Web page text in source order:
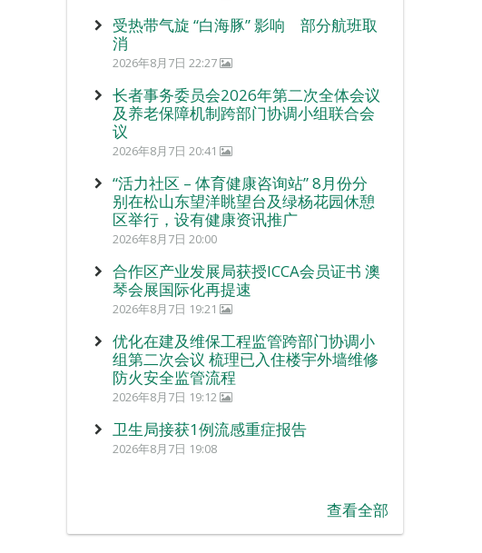
受热带气旋 “白海豚” 影响 部分航班取
消
2026年8月7日 22:27
长者事务委员会2026年第二次全体会议
及养老保障机制跨部门协调小组联合会
议
2026年8月7日 20:41
“活力社区 – 体育健康咨询站” 8月份分
别在松山东望洋眺望台及绿杨花园休憩
区举行，设有健康资讯推广
2026年8月7日 20:00
合作区产业发展局获授ICCA会员证书 澳
琴会展国际化再提速
2026年8月7日 19:21
优化在建及维保工程监管跨部门协调小
组第二次会议 梳理已入住楼宇外墙维修
防火安全监管流程
2026年8月7日 19:12
卫生局接获1例流感重症报告
2026年8月7日 19:08
查看全部